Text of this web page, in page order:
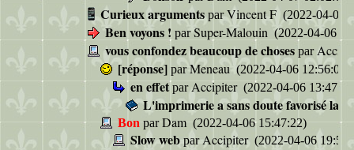
Curieux arguments parVincent F (2022-04-05
Ben voyons ! parSuper-Malouin (2022-04-06
vous confondez beaucoup de choses par
[réponse] parMeneau (2022-04-06 12:56:01)
en effetparAccipiter (2022-04-06
L'imprimerie a sans doute favorisé la
Bon parDam (2022-04-06 15:47:22)
Slow webparAccipiter (2022-04-06